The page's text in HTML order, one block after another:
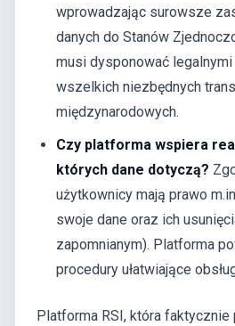
wprowadzając surowsze
danych do Stanów
musi dysponować
wszelkich niezbędnych
międzynarodowych.
Czy platforma wspiera
których dane dotyczą?
użytkownicy mają prawo
swoje dane oraz ich
zapomnianym). Platforma
procedury ułatwiające
Platforma RSI, która